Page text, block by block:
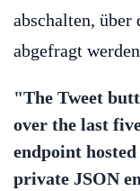
abschalten, über
abgefragt
"The Tweet
over the last
endpoint
private JSON